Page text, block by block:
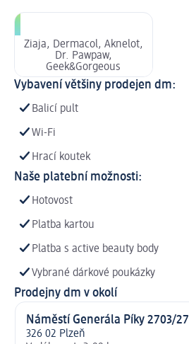
Ziaja, Dermacol, Aknelot,
Dr. Pawpaw,
Geek&Gorgeous
Vybavení většiny prodejen dm:
Balicí pult
Wi-Fi
Hrací koutek
Naše platební možnosti:
Hotovost
Platba kartou
Platba s active beauty body
Vybrané dárkové poukázky
Prodejny dm v okolí
Náměstí Generála Píky 2703/27
326 02 Plzeň